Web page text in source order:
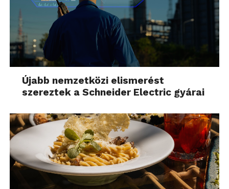
Újabb nemzetközi elismerést
szereztek a Schneider Electric gyárai